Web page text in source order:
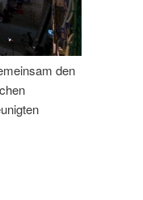
den